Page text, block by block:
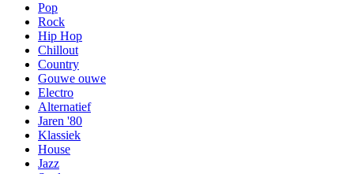
Pop
Rock
Hip Hop
Chillout
Country
Gouwe ouwe
Electro
Alternatief
Jaren '80
Klassiek
House
Jazz